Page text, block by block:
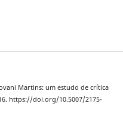
Martins: um estudo de crítica
https://doi.org/10.5007/2175-